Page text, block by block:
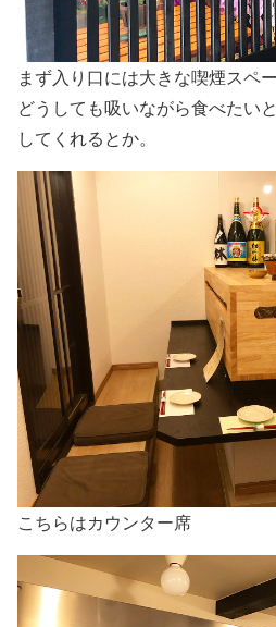
まず入り口には大きな喫煙スペ
どうしても吸いながら食べたい
してくれるとか。
こちらはカウンター席